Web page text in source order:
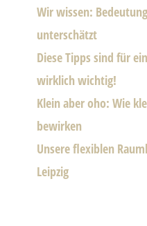
Wir wissen:
unterschätzt
Diese Tipps sind für
wirklich wichtig!
Klein aber oho: Wie
bewirken
Unsere flexiblen
Leipzig